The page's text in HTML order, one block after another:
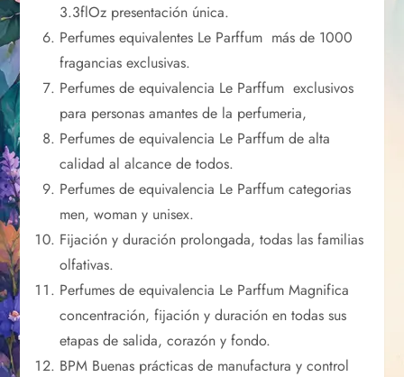
3.3flOz presentación única.
Perfumes equivalentes Le Parffum más de 1000
fragancias exclusivas.
Perfumes de equivalencia Le Parffum exclusivos
para personas amantes de la perfumeria,
Perfumes de equivalencia Le Parffum de alta
calidad al alcance de todos.
Perfumes de equivalencia Le Parffum categorias
men, woman y unisex.
Fijación y duración prolongada, todas las familias
olfativas.
Perfumes de equivalencia Le Parffum Magnifica
concentración, fijación y duración en todas sus
etapas de salida, corazón y fondo.
BPM Buenas prácticas de manufactura y control